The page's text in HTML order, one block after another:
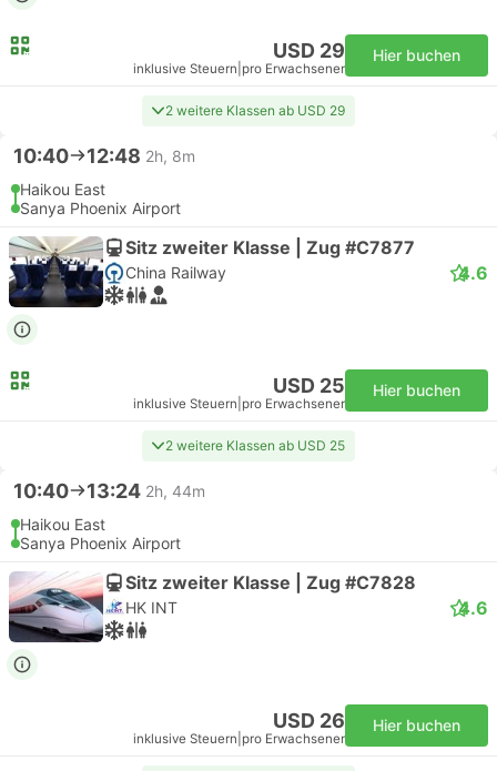
USD 29
inklusive Steuern pro Erwachsener
Hier buchen
2 weitere Klassen ab USD 29
10:40 12:48 2h, 8m
Haikou East
Sanya Phoenix Airport
Sitz zweiter Klasse | Zug #C7877
China Railway 4.6
USD 25
inklusive Steuern pro Erwachsener
Hier buchen
2 weitere Klassen ab USD 25
10:40 13:24 2h, 44m
Haikou East
Sanya Phoenix Airport
Sitz zweiter Klasse | Zug #C7828
HK INT 4.6
USD 26
inklusive Steuern pro Erwachsener
Hier buchen